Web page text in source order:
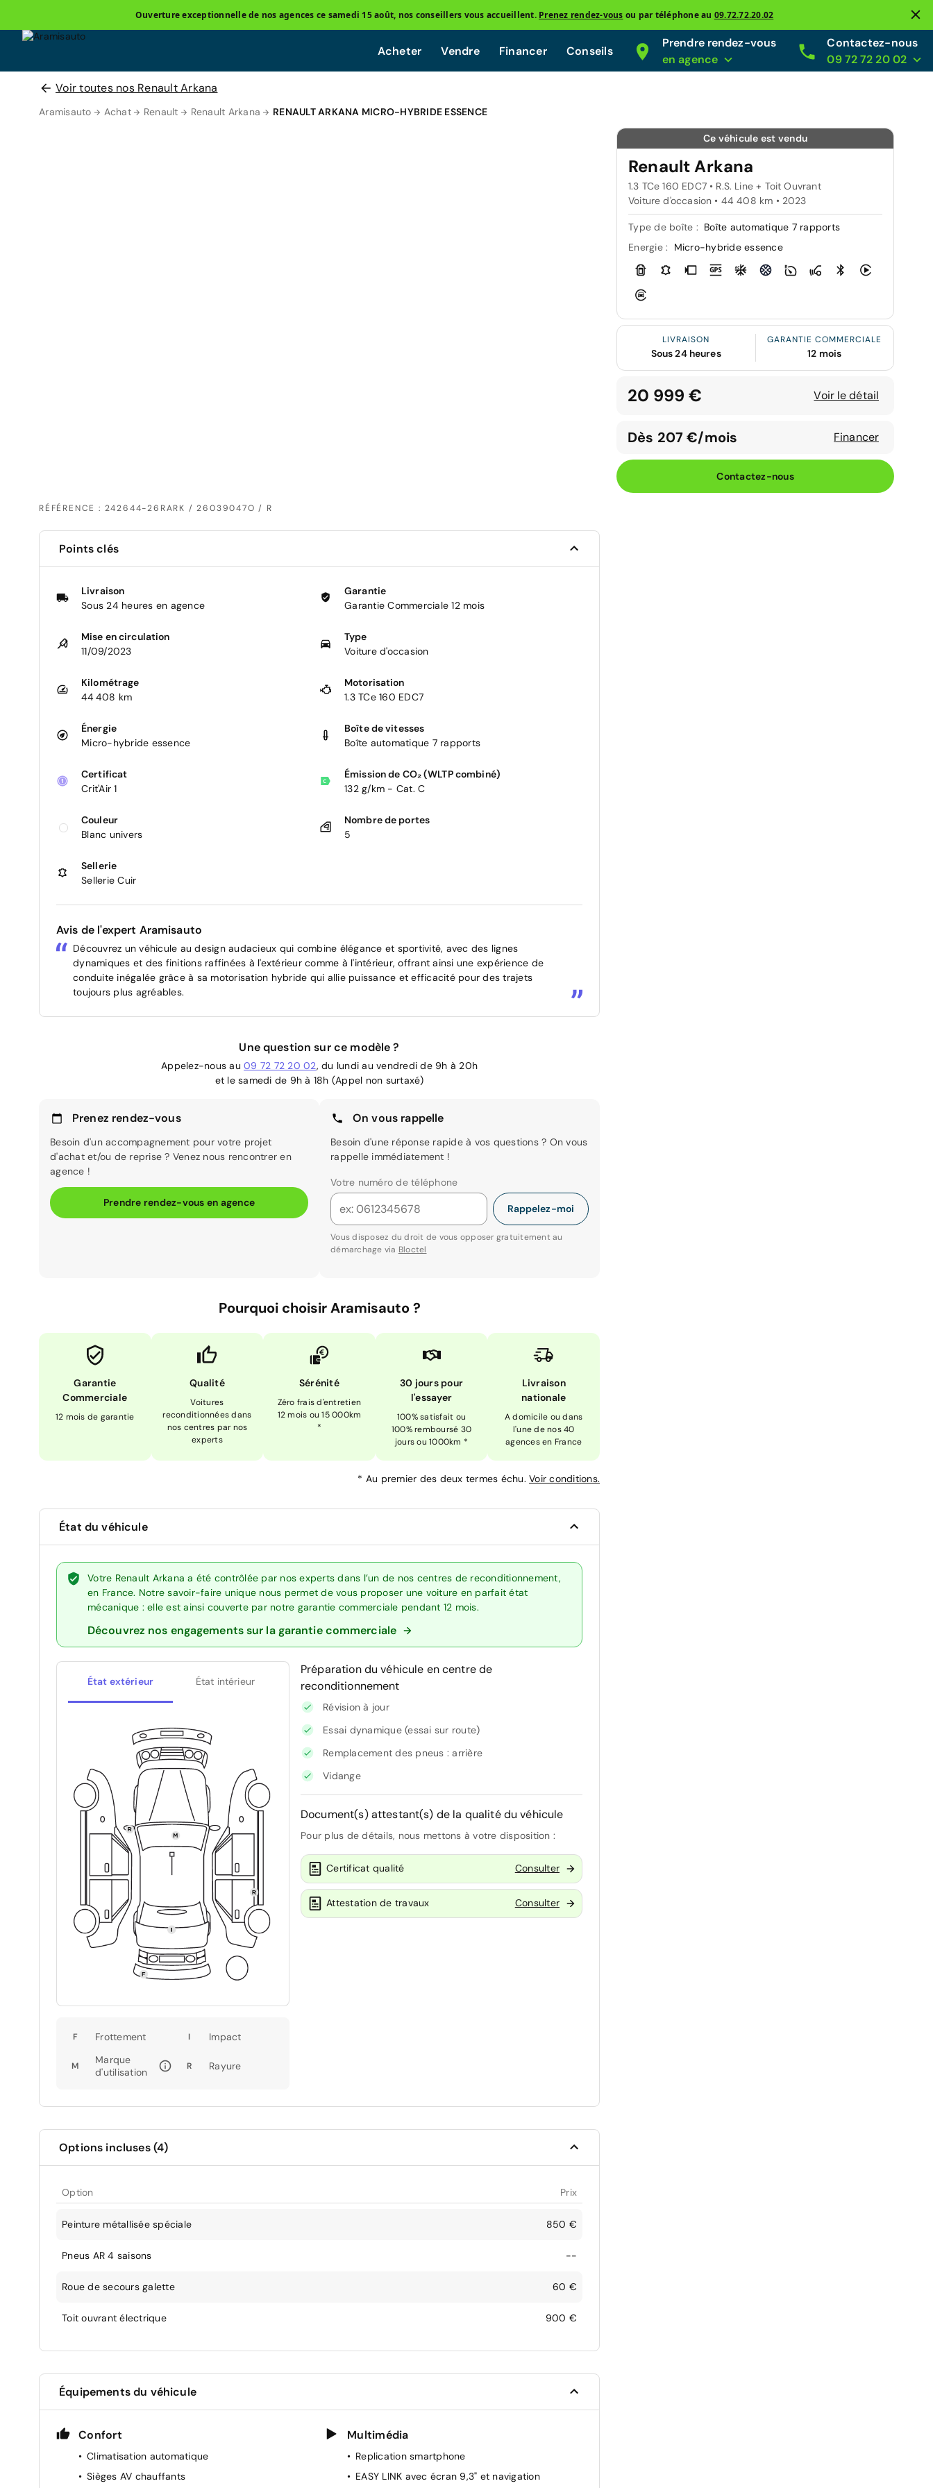
Ouverture exceptionnelle de nos agences ce samedi 15 août, nos conseillers vous accueillent. Prenez rendez-vous ou par téléphone au 09.72.72.20.02
Acheter Vendre Financer Conseils
Prendre rendez-vous
en agence
Contactez-nous
09 72 72 20 02
Voir toutes nos Renault Arkana
Aramisauto Achat Renault Renault Arkana RENAULT ARKANA MICRO-HYBRIDE ESSENCE
RÉFÉRENCE : 242644-26RARK / 26039047O / R
Ce véhicule est vendu
Renault Arkana
1.3 TCe 160 EDC7 • R.S. Line + Toit Ouvrant
Voiture d'occasion • 44 408 km • 2023
Type de boîte : Boîte automatique 7 rapports
Energie :
Micro-hybride essence
LIVRAISON
Sous 24 heures
GARANTIE COMMERCIALE
12 mois
20 999 € Voir le détail
Dès 207 €/mois Financer
Contactez-nous
Points clés
Livraison
Sous 24 heures en agence
Garantie
Garantie Commerciale 12 mois
Mise en circulation
11/09/2023
Type
Voiture d'occasion
Kilométrage
44 408 km
Motorisation
1.3 TCe 160 EDC7
Énergie
Micro-hybride essence
Boîte de vitesses
Boîte automatique 7 rapports
Certificat
Crit'Air 1
Émission de CO₂ (WLTP combiné)
132 g/km - Cat. C
Couleur
Blanc univers
Nombre de portes
5
Sellerie
Sellerie Cuir
Avis de l'expert Aramisauto
Découvrez un véhicule au design audacieux qui combine élégance et sportivité, avec des lignes
dynamiques et des finitions raffinées à l'extérieur comme à l'intérieur, offrant ainsi une expérience de
conduite inégalée grâce à sa motorisation hybride qui allie puissance et efficacité pour des trajets
toujours plus agréables.
Une question sur ce modèle ?
Appelez-nous au 09 72 72 20 02, du lundi au vendredi de 9h à 20h
et le samedi de 9h à 18h (Appel non surtaxé)
Prenez rendez-vous
Besoin d'un accompagnement pour votre projet
d'achat et/ou de reprise ? Venez nous rencontrer en
agence !
Prendre rendez-vous en agence
On vous rappelle
Besoin d'une réponse rapide à vos questions ? On vous
rappelle immédiatement !
Votre numéro de téléphone
Rappelez-moi
Vous disposez du droit de vous opposer gratuitement au
démarchage via Bloctel
Pourquoi choisir Aramisauto ?
Garantie
Commerciale
12 mois de garantie
Qualité
Voitures
reconditionnées dans
nos centres par nos
experts
Sérénité
Zéro frais d'entretien
12 mois ou 15 000km
*
30 jours pour
l'essayer
100% satisfait ou
100% remboursé 30
jours ou 1000km *
Livraison
nationale
A domicile ou dans
l'une de nos 40
agences en France
* Au premier des deux termes échu. Voir conditions.
État du véhicule
Votre Renault Arkana a été contrôlée par nos experts dans l’un de nos centres de reconditionnement,
en France. Notre savoir-faire unique nous permet de vous proposer une voiture en parfait état
mécanique : elle est ainsi couverte par notre garantie commerciale pendant 12 mois.
Découvrez nos engagements sur la garantie commerciale
État extérieur État intérieur
F Frottement I Impact
M
Marque
d'utilisation
R Rayure
Préparation du véhicule en centre de
reconditionnement
Révision à jour
Essai dynamique (essai sur route)
Remplacement des pneus : arrière
Vidange
Document(s) attestant(s) de la qualité du véhicule
Pour plus de détails, nous mettons à votre disposition :
Certificat qualité Consulter
Attestation de travaux Consulter
Options incluses (4)
Option Prix
Peinture métallisée spéciale 850 €
Pneus AR 4 saisons --
Roue de secours galette 60 €
Toit ouvrant électrique 900 €
Équipements du véhicule
Confort
Climatisation automatique
Sièges AV chauffants
Multimédia
Replication smartphone
EASY LINK avec écran 9,3" et navigation